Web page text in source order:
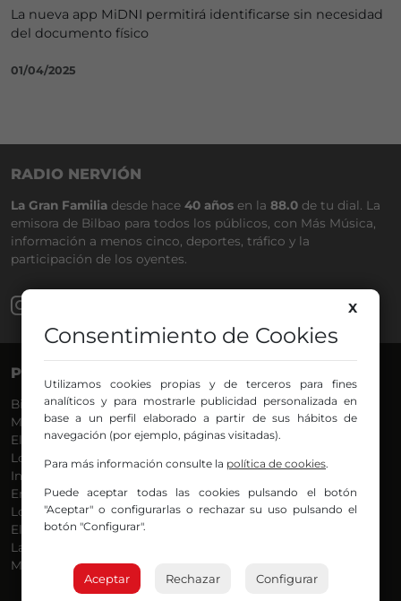
La nueva app MiDNI permitirá identificarse sin necesidad
del documento físico
01/04/2025
RADIO NERVIÓN
La Gran Familia desde hace 40 años en la 88.0 de tu dial. La
emisora de Bilbao para todos los públicos, con Más Música,
información a menos cinco, deportes, tráfico y la
participación de los oyentes.
PROGRAMAS
Bilbosport
Más Música
El Madrugador
Lo Más Nuevo
Informativos
En Ruta
Locos por la Música
El Supermadrugador
La Mañana de Radio Nervión
Más Madrugada
Agurtzane
Belén Ollero
Dani
Eduardo
Endika
Iker
José Ignacio
X
Consentimiento de Cookies
Utilizamos cookies propias y de terceros para fines
analíticos y para mostrarle publicidad personalizada en
base a un perfil elaborado a partir de sus hábitos de
navegación (por ejemplo, páginas visitadas).
Para más información consulte la política de cookies.
Puede aceptar todas las cookies pulsando el botón
"Aceptar" o configurarlas o rechazar su uso pulsando el
botón "Configurar".
Aceptar Rechazar Configurar